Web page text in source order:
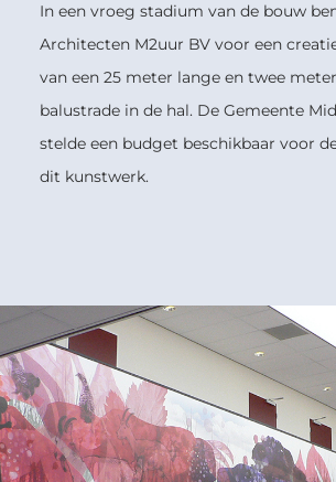
In een vroeg stadium van de bouw
Architecten M2uur BV voor een
van een 25 meter lange en twee
balustrade in de hal. De Gemeente
stelde een budget beschikbaar voor
dit kunstwerk.